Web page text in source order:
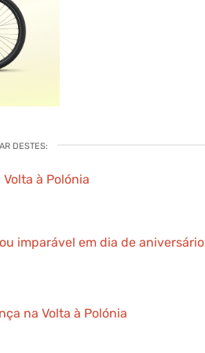
DESTES:
à Polónia
imparável em dia de aniversário
na Volta à Polónia